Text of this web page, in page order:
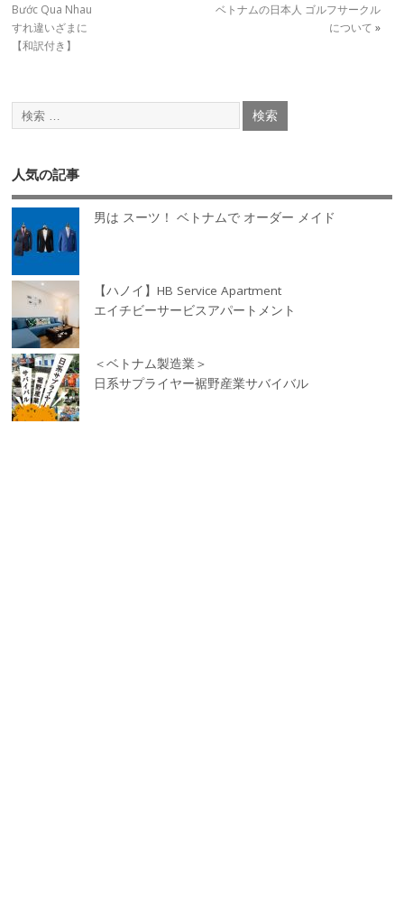
Bước Qua Nhau
すれ違いざまに
【和訳付き】
ベトナムの日本人 ゴルフサークル
について »
人気の記事
男は スーツ！ ベトナムで オーダー メイド
【ハノイ】HB Service Apartment
エイチビーサービスアパートメント
＜ベトナム製造業＞
日系サプライヤー裾野産業サバイバル